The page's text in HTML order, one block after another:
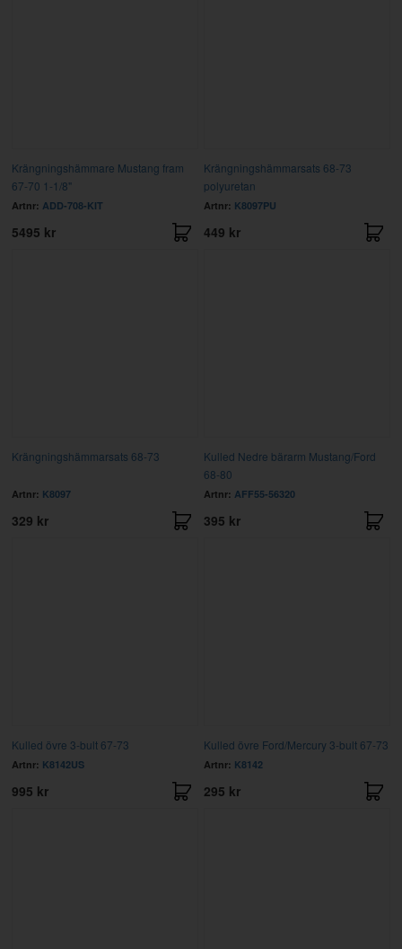
Krängningshämmare Mustang fram
67-70 1-1/8"
Artnr: ADD-708-KIT
5495 kr
Krängningshämmarsats 68-73
polyuretan
Artnr: K8097PU
449 kr
Krängningshämmarsats 68-73
Artnr: K8097
329 kr
Kulled Nedre bärarm Mustang/Ford
68-80
Artnr: AFF55-56320
395 kr
Kulled övre 3-bult 67-73
Artnr: K8142US
995 kr
Kulled övre Ford/Mercury 3-bult 67-73
Artnr: K8142
295 kr